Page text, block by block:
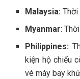
Malaysia:Thời
Myanmar:
Philippines:
kiện hộ chiếu
vé máy bay